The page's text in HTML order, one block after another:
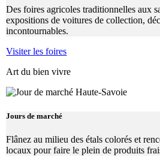
Des foires agricoles traditionnelles aux
expositions de voitures de collection,
incontournables.
Visiter les foires
Art du bien vivre
Jours de marché
Flânez au milieu des étals colorés et
locaux pour faire le plein de produits